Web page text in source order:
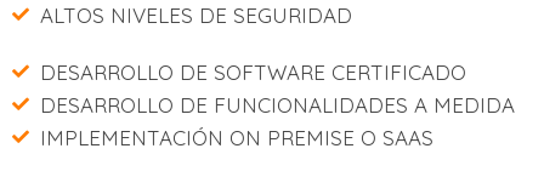
ALTOS NIVELES DE SEGURIDAD
DESARROLLO DE SOFTWARE CERTIFICADO
DESARROLLO DE FUNCIONALIDADES A MEDIDA
IMPLEMENTACIÓN ON PREMISE O SAAS